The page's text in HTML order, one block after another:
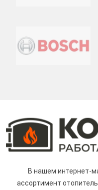
В нашем интернет-
ассортимент